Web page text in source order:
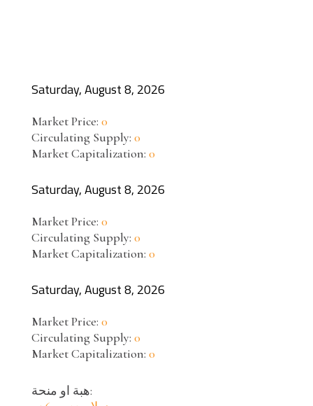
Saturday, August 8, 2026
Market Price: 0
Circulating Supply: 0
Market Capitalization: 0
Saturday, August 8, 2026
Market Price: 0
Circulating Supply: 0
Market Capitalization: 0
Saturday, August 8, 2026
Market Price: 0
Circulating Supply: 0
Market Capitalization: 0
هبة او منحة: